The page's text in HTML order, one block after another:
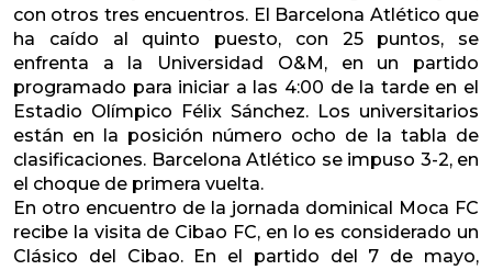
con otros tres encuentros. El Barcelona Atlético que
ha caído al quinto puesto, con 25 puntos, se
enfrenta a la Universidad O&M, en un partido
programado para iniciar a las 4:00 de la tarde en el
Estadio Olímpico Félix Sánchez. Los universitarios
están en la posición número ocho de la tabla de
clasificaciones. Barcelona Atlético se impuso 3-2, en
el choque de primera vuelta.
En otro encuentro de la jornada dominical Moca FC
recibe la visita de Cibao FC, en lo es considerado un
Clásico del Cibao. En el partido del 7 de mayo,